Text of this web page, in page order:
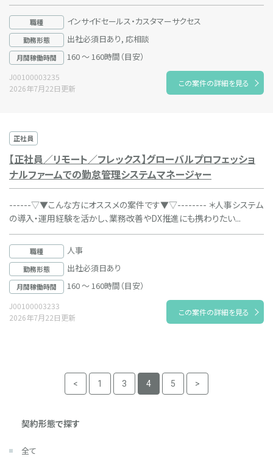
職種 インサイドセールス・カスタマーサクセス
勤務形態 出社必須日あり, 応相談
月間稼働時間 160 ～ 160時間（目安）
J00100003235
2026年7月22日更新
この案件の詳細を見る
正社員
【正社員／リモート／フレックス】グローバルプロフェッショ
ナルファームでの勤怠管理システムマネージャー
------▽▼こんな方にオススメの案件です▼▽-------- ＊人事システム
の導入・運用経験を活かし、業務改善やDX推進にも携わりたい...
職種 人事
勤務形態 出社必須日あり
月間稼働時間 160 ～ 160時間（目安）
J00100003233
2026年7月22日更新
この案件の詳細を見る
< 1 3 4 5 >
契約形態で探す
全て